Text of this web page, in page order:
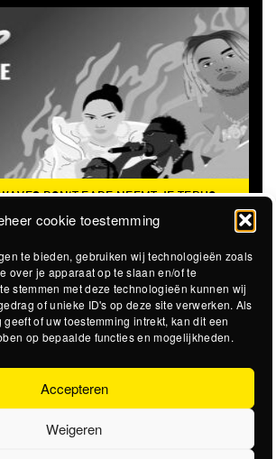
cookie toestemming
te bieden, gebruiken wij technologieën zoals
over je apparaat op te slaan en/of te
stemmen met deze technologieën kunnen wij
of unieke ID's op deze site verwerken. Als
of uw toestemming intrekt, kan dit een
op bepaalde functies en mogelijkheden.
Accepteren
Weigeren
NEEMT JE TERUG
ZOMER VAN 2016
ZA 6 MRT 2027
THE